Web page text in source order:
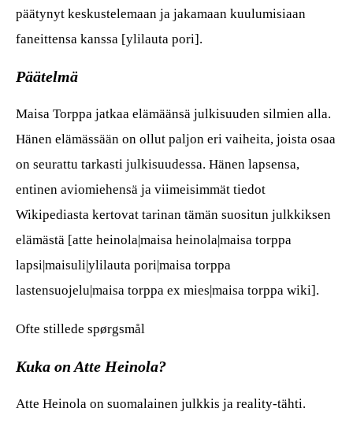
päätynyt keskustelemaan ja jakamaan kuulumisiaan
faneittensa kanssa [ylilauta pori].
Päätelmä
Maisa Torppa jatkaa elämäänsä julkisuuden silmien alla.
Hänen elämässään on ollut paljon eri vaiheita, joista osaa
on seurattu tarkasti julkisuudessa. Hänen lapsensa,
entinen aviomiehensä ja viimeisimmät tiedot
Wikipediasta kertovat tarinan tämän suositun julkkiksen
elämästä [atte heinola|maisa heinola|maisa torppa
lapsi|maisuli|ylilauta pori|maisa torppa
lastensuojelu|maisa torppa ex mies|maisa torppa wiki].
Ofte stillede spørgsmål
Kuka on Atte Heinola?
Atte Heinola on suomalainen julkkis ja reality-tähti.